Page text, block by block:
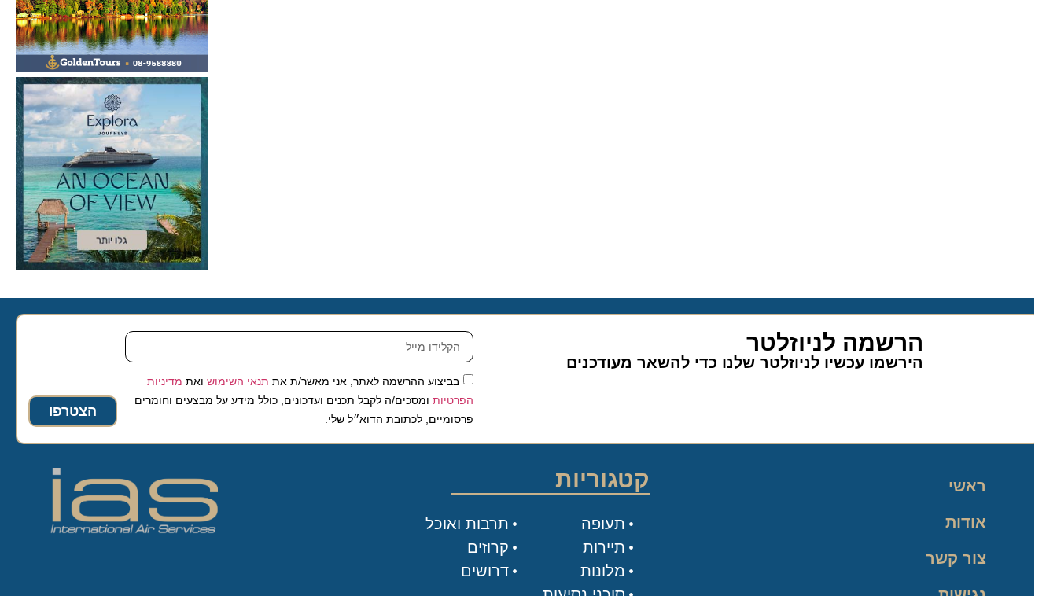
הרשמה לניוזלטר
הירשמו עכשיו לניוזלטר שלנו כדי להשאר מעודכנים
בביצוע ההרשמה לאתר, אני מאשר/ת אתתנאי השימושואת מדיניות
הפרטיותומסכים/ה לקבל תכנים ועדכונים, כולל מידע על מבצעים וחומרים
פרסומיים, לכתובת הדוא״ל שלי.
הצטרפו
ראשי
אודות
צור קשר
קטגוריות
תעופה
תיירות
מלונות
תרבות ואוכל
קרוזים
דרושים